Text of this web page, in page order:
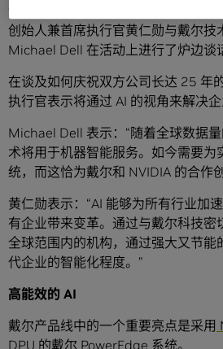
创始人兼首席执行官黄仁勋与戴尔技
Michael Dell 在活动上进行了炉边谈
在谈及如何庆祝双方公司长达 25 年
执行官表示将通过 AI 的视角来解决企
Michael Dell 表示：“随着全球数据
术将用于机器智能服务。如今需要为
统，而这恰为戴尔和 NVIDIA 的合作
黄仁勋表示：“AI 能够为所有行业加
有企业带来变革。通过与戴尔科技密
全球范围内的机构，通过强大又节能
代企业的智能化程度。”
高能效的 AI
戴尔产品线中的一个重要亮点是采用
DPU 的戴尔 PowerEdge 系统。